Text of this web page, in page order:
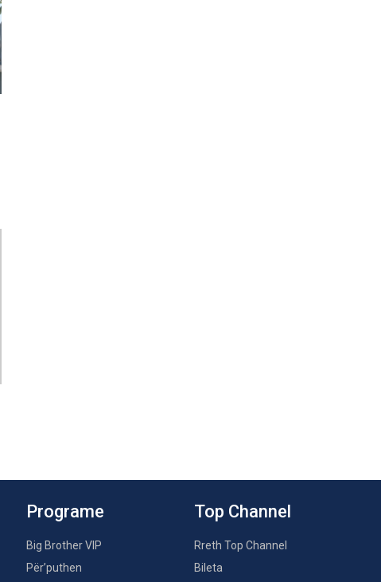
Programe
Big Brother VIP
Për’puthen
Top Channel
Rreth Top Channel
Bileta